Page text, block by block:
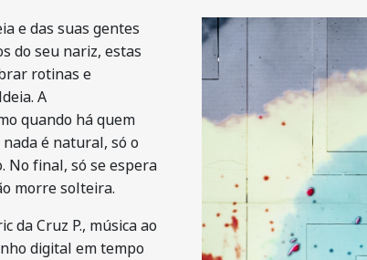
e das suas gentes
do seu nariz, estas
rotinas e
A
quando há quem
é natural, só o
No final, só se espera
morre solteira.
da Cruz P., música ao
digital em tempo